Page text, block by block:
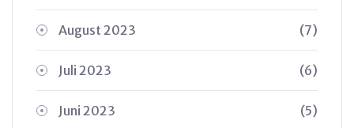
August 2023 (7)
Juli 2023 (6)
Juni 2023 (5)